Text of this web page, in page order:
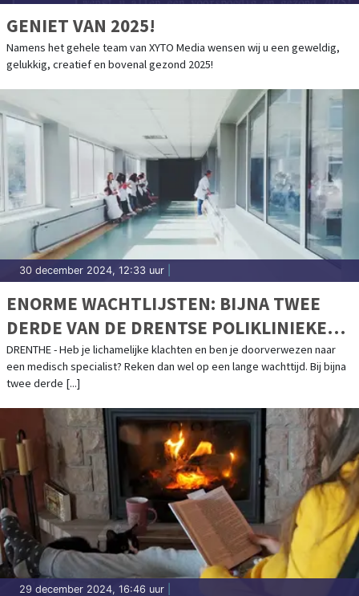
GENIET VAN 2025!
Namens het gehele team van XYTO Media wensen wij u een geweldig,
gelukkig, creatief en bovenal gezond 2025!
30 december 2024, 12:33 uur
ENORME WACHTLIJSTEN: BIJNA TWEE
DERDE VAN DE DRENTSE POLIKLINIEKEN
HAALT AFGESPROKEN NORM
WACHTTIJDEN NIET
DRENTHE - Heb je lichamelijke klachten en ben je doorverwezen naar
een medisch specialist? Reken dan wel op een lange wachttijd. Bij bijna
twee derde [...]
29 december 2024, 16:46 uur